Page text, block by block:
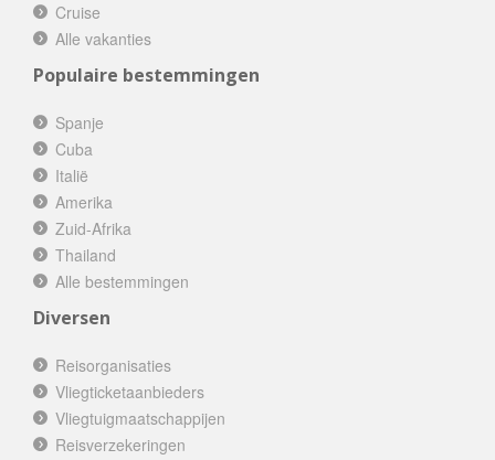
Cruise
Alle vakanties
Populaire bestemmingen
Spanje
Cuba
Italië
Amerika
Zuid-Afrika
Thailand
Alle bestemmingen
Diversen
Reisorganisaties
Vliegticketaanbieders
Vliegtuigmaatschappijen
Reisverzekeringen